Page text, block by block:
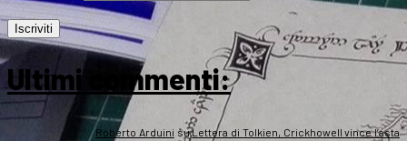
Ultimi commenti:
Roberto Arduini suLettera di Tolkien, Crickhowell vince l’asta